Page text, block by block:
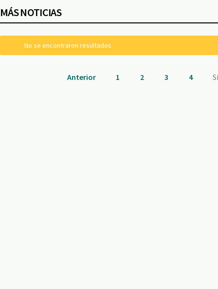
MÁS NOTICIAS
No se encontraron resultados
Anterior 1 2 3 4